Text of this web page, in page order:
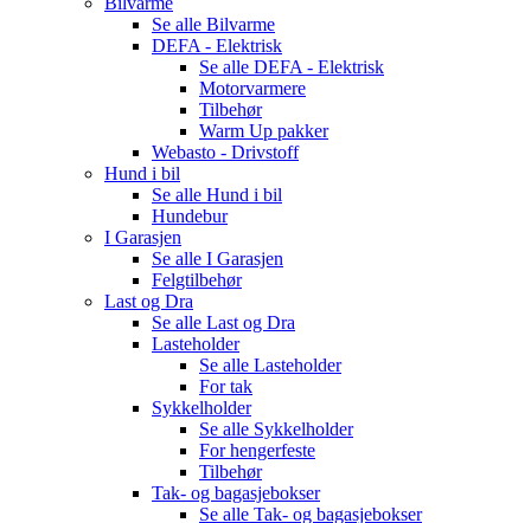
Se alle Bilvarme
DEFA - Elektrisk
Se alle DEFA - Elektrisk
Motorvarmere
Tilbehør
Warm Up pakker
Webasto - Drivstoff
Hund i bil
Se alle Hund i bil
Hundebur
I Garasjen
Se alle I Garasjen
Felgtilbehør
Last og Dra
Se alle Last og Dra
Lasteholder
Se alle Lasteholder
For tak
Sykkelholder
Se alle Sykkelholder
For hengerfeste
Tilbehør
Tak- og bagasjebokser
Se alle Tak- og bagasjebokser